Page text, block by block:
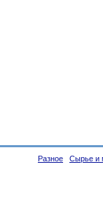
Разное Сырье и